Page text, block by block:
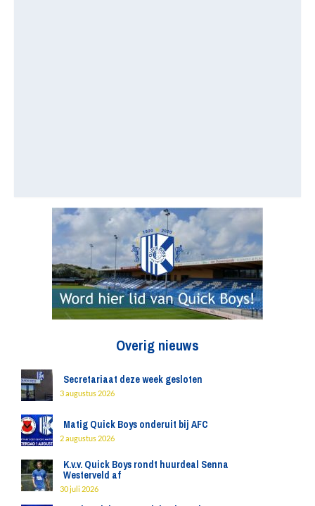
Overig nieuws
Secretariaat deze week gesloten
3 augustus 2026
Matig Quick Boys onderuit bij AFC
2 augustus 2026
K.v.v. Quick Boys rondt huurdeal Senna
Westerveld af
30 juli 2026